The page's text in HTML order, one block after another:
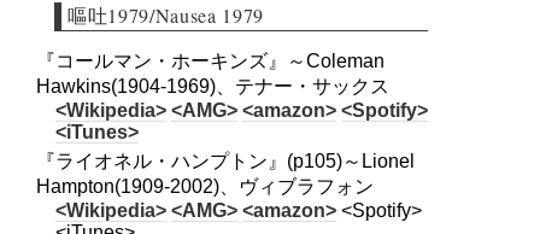
嘔吐1979/Nausea 1979
『コールマン・ホーキンズ』～Coleman
Hawkins(1904-1969)、テナー・サックス
<Wikipedia> <AMG> <amazon> <Spotify>
<iTunes>
『ライオネル・ハンプトン』(p105)～Lionel
Hampton(1909-2002)、ヴィブラフォン
<Wikipedia> <AMG> <amazon> <Spotify>